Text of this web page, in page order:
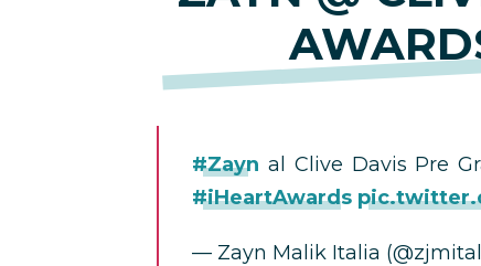
#Zayn al Clive Davis Pre
#iHeartAwards
— Zayn Malik Italia